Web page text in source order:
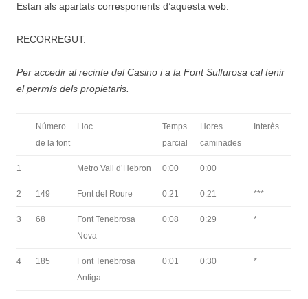
Estan als apartats corresponents d’aquesta web.
RECORREGUT:
Per accedir al recinte del Casino i a la Font Sulfurosa cal tenir
el permís dels propietaris.
Número
de la font
Lloc
Temps
parcial
Hores
caminades
Interès
1 Metro Vall d’Hebron 0:00 0:00
2 149 Font del Roure 0:21 0:21 ***
3 68
Font Tenebrosa
Nova
0:08 0:29 *
4 185
Font Tenebrosa
Antiga
0:01 0:30 *